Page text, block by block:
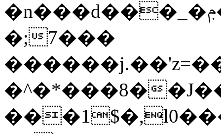
�n���d���_�ݦ��Ȯ[Սd�mY�F���]�_Fݺ���i�Jͮd��v�^ڇ{�o��>
�;7���
�^�*���8�